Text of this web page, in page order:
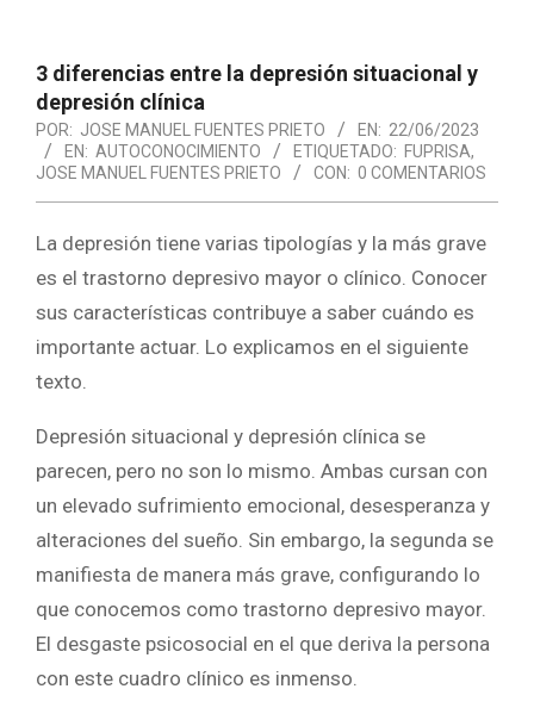
3 diferencias entre la depresión situacional y
depresión clínica
POR: JOSE MANUEL FUENTES PRIETO EN: 22/06/2023
EN: AUTOCONOCIMIENTO ETIQUETADO: FUPRISA,
JOSE MANUEL FUENTES PRIETO
CON: 0 COMENTARIOS
La depresión tiene varias tipologías y la más grave
es el trastorno depresivo mayor o clínico. Conocer
sus características contribuye a saber cuándo es
importante actuar. Lo explicamos en el siguiente
texto.
Depresión situacional y depresión clínica se
parecen, pero no son lo mismo. Ambas cursan con
un elevado sufrimiento emocional, desesperanza y
alteraciones del sueño. Sin embargo, la segunda se
manifiesta de manera más grave, configurando lo
que conocemos como trastorno depresivo mayor.
El desgaste psicosocial en el que deriva la persona
con este cuadro clínico es inmenso.